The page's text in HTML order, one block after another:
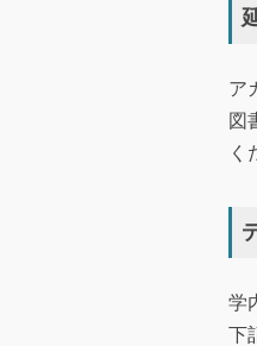
ア
図
く
学
下